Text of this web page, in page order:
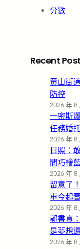
分數
Recent
黃山街
防控
2026 年 8
一密斯
任務婚
2026 年 8
日照：
間巧繪
2026 年 8
留意了
車今起
2026 年 8
郭書真
是夢想
2026 年 8